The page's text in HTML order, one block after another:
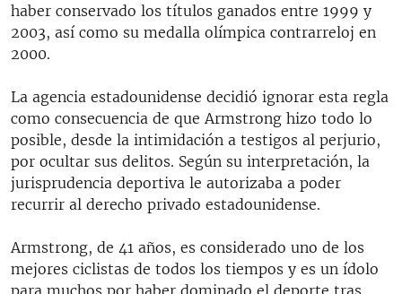
haber conservado los títulos ganados entre 1999 y
2003, así como su medalla olímpica contrarreloj en
2000.
La agencia estadounidense decidió ignorar esta regla
como consecuencia de que Armstrong hizo todo lo
posible, desde la intimidación a testigos al perjurio,
por ocultar sus delitos. Según su interpretación, la
jurisprudencia deportiva le autorizaba a poder
recurrir al derecho privado estadounidense.
Armstrong, de 41 años, es considerado uno de los
mejores ciclistas de todos los tiempos y es un ídolo
para muchos por haber dominado el deporte tras